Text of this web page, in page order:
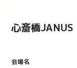
心斎橋JANUS
会場名